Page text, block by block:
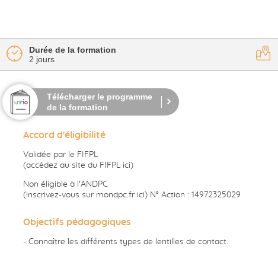
Durée de la formation
2 jours
Télécharger le programme
de la formation
Accord d'éligibilité
Validée par le FIFPL
(accédez au site du FIFPL ici)
Non éligible à l'ANDPC
(inscrivez-vous sur mondpc.fr ici) N° Action : 14972325029
Objectifs pédagogiques
- Connaître les différents types de lentilles de contact.